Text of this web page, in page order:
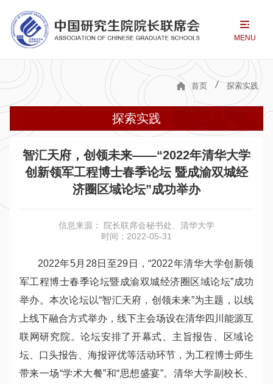
MENU
首页 探索实践
探索实践
智汇天府，创领未来——“2022年清华大学
创新领军工程博士春季论坛 暨成渝双城经
济圈区域论坛”成功举办
信息来源： 院长联席会秘书处、清华大学
时间：2022-05-31
2022年5月28日至29日，“2022年清华大学创新领
军工程博士春季论坛暨成渝双城经济圈区域论坛”成功
举办。本次论坛以“智汇天府，创领未来”为主题，以线
上线下融合方式举办，线下主会场设在清华四川能源互
联网研究院。论坛安排了开幕式、主旨报告、区域论
坛、口头报告、海报评优等活动环节，为工程博士师生
带来一场“学术大餐”和“思想盛宴”。清华大学副校长、